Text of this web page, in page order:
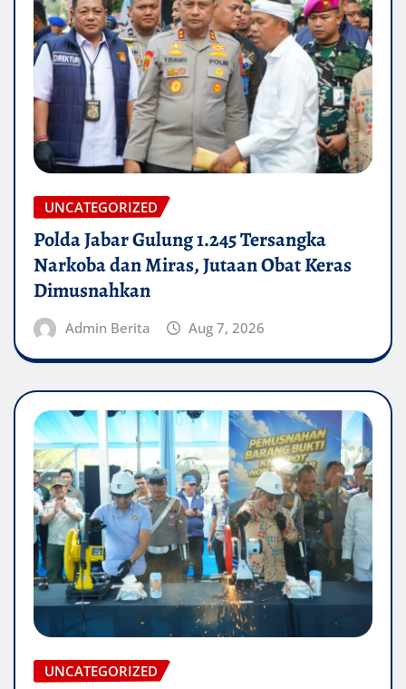
UNCATEGORIZED
Polda Jabar Gulung 1.245 Tersangka
Narkoba dan Miras, Jutaan Obat Keras
Dimusnahkan
Admin Berita Aug 7, 2026
UNCATEGORIZED